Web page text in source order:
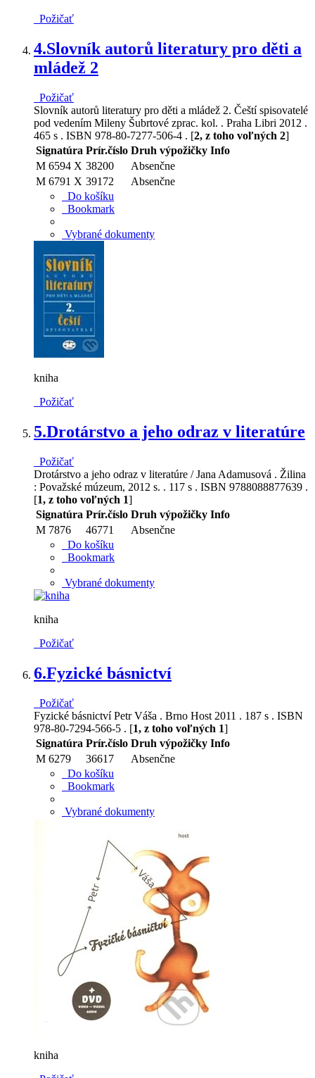
Požičať
4.Slovník autorů literatury pro děti a
mládež 2
Požičať
Slovník autorů literatury pro děti a mládež 2. Čeští spisovatelé
pod vedením Mileny Šubrtové zprac. kol. . Praha Libri 2012 .
465 s . ISBN 978-80-7277-506-4 . [2, z toho voľných 2]
Signatúra Prír.číslo Druh výpožičky Info
M 6594 X 38200
Absenčne
M 6791 X 39172
Absenčne
Do košíku
Bookmark
Vybrané dokumenty
kniha
Požičať
5.Drotárstvo a jeho odraz v literatúre
Požičať
Drotárstvo a jeho odraz v literatúre / Jana Adamusová . Žilina
: Považské múzeum, 2012 s. . 117 s . ISBN 9788088877639 .
[1, z toho voľných 1]
Signatúra Prír.číslo Druh výpožičky Info
M 7876
46771
Absenčne
Do košíku
Bookmark
Vybrané dokumenty
kniha
Požičať
6.Fyzické básnictví
Požičať
Fyzické básnictví Petr Váša . Brno Host 2011 . 187 s . ISBN
978-80-7294-566-5 . [1, z toho voľných 1]
Signatúra Prír.číslo Druh výpožičky Info
M 6279
36617
Absenčne
Do košíku
Bookmark
Vybrané dokumenty
kniha